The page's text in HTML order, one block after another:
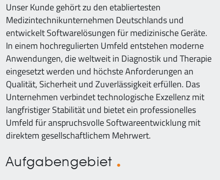
Unser Kunde gehört zu den etabliertesten
Medizintechnikunternehmen Deutschlands und
entwickelt Softwarelösungen für medizinische Geräte.
In einem hochregulierten Umfeld entstehen moderne
Anwendungen, die weltweit in Diagnostik und Therapie
eingesetzt werden und höchste Anforderungen an
Qualität, Sicherheit und Zuverlässigkeit erfüllen. Das
Unternehmen verbindet technologische Exzellenz mit
langfristiger Stabilität und bietet ein professionelles
Umfeld für anspruchsvolle Softwareentwicklung mit
direktem gesellschaftlichem Mehrwert.
Aufgabengebiet